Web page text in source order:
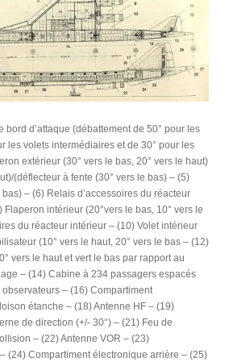
bord d’attaque (débattement de 50° pour les
les volets intermédiaires et de 30° pour les
extérieur (30° vers le bas, 20° vers le haut)
(déflecteur à fente (30° vers le bas) – (5)
– (6) Relais d’accessoires du réacteur
intérieur (20°vers le bas, 10° vers le
du réacteur intérieur – (10) Volet intérieur
(10° vers le haut, 20° vers le bas – (12)
vers le haut et vert le bas par rapport au
– (14) Cabine à 234 passagers espacés
– (16) Compartiment
étanche – (18) Antenne HF – (19)
de direction (+/- 30°) – (21) Feu de
– (22) Antenne VOR – (23)
(24) Compartiment électronique arrière – (25)